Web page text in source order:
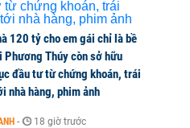
dẫn sóng?
120 tỷ cho em gái chỉ là bề
Phương Thúy còn sở hữu
đầu tư từ chứng khoán, trái
nhà hàng, phim ảnh
- 18 giờ trước